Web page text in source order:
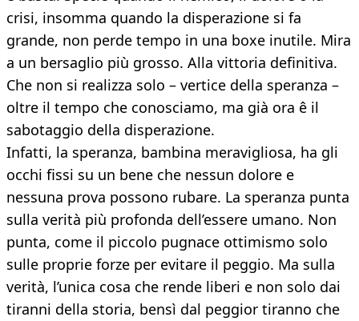
crisi, insomma quando la disperazione si fa
grande, non perde tempo in una boxe inutile. Mira
a un bersaglio più grosso. Alla vittoria definitiva.
Che non si realizza solo – vertice della speranza –
oltre il tempo che conosciamo, ma già ora ê il
sabotaggio della disperazione.
Infatti, la speranza, bambina meravigliosa, ha gli
occhi fissi su un bene che nessun dolore e
nessuna prova possono rubare. La speranza punta
sulla verità più profonda dell’essere umano. Non
punta, come il piccolo pugnace ottimismo solo
sulle proprie forze per evitare il peggio. Ma sulla
verità, l’unica cosa che rende liberi e non solo dai
tiranni della storia, bensì dal peggior tiranno che